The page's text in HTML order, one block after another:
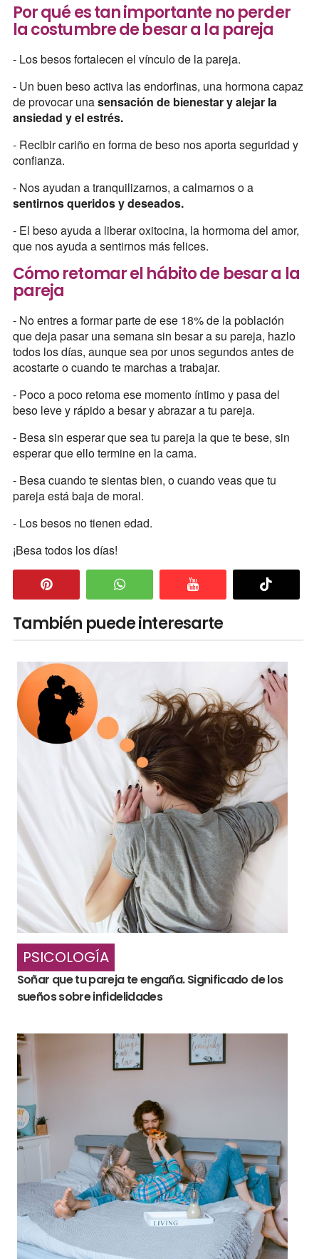
Por qué es tan importante no perder
la costumbre de besar a la pareja
- Los besos fortalecen el vínculo de la pareja.
- Un buen beso activa las endorfinas, una hormona capaz
de provocar unasensación de bienestar y alejar la
ansiedad y el estrés.
- Recibir cariño en forma de beso nos aporta seguridad y
confianza.
- Nos ayudan a tranquilizarnos, a calmarnos o a
sentirnos queridos y deseados.
- El beso ayuda a liberar oxitocina, la hormoma del amor,
que nos ayuda a sentirnos más felices.
Cómo retomar el hábito de besar a la
pareja
- No entres a formar parte de ese 18% de la población
que deja pasar una semana sin besar a su pareja, hazlo
todos los días, aunque sea por unos segundos antes de
acostarte o cuando te marchas a trabajar.
- Poco a poco retoma ese momento íntimo y pasa del
beso leve y rápido a besar y abrazar a tu pareja.
- Besa sin esperar que sea tu pareja la que te bese, sin
esperar que ello termine en la cama.
- Besa cuando te sientas bien, o cuando veas que tu
pareja está baja de moral.
- Los besos no tienen edad.
¡Besa todos los días!
También puede interesarte
PSICOLOGÍA
Soñar que tu pareja te engaña. Significado de los
sueños sobre infidelidades